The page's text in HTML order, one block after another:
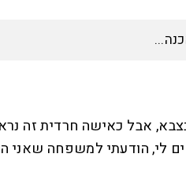
לי, הודעתי למשפחה שאני